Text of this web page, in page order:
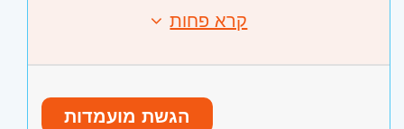
קרא פחות
הגשת מועמדות